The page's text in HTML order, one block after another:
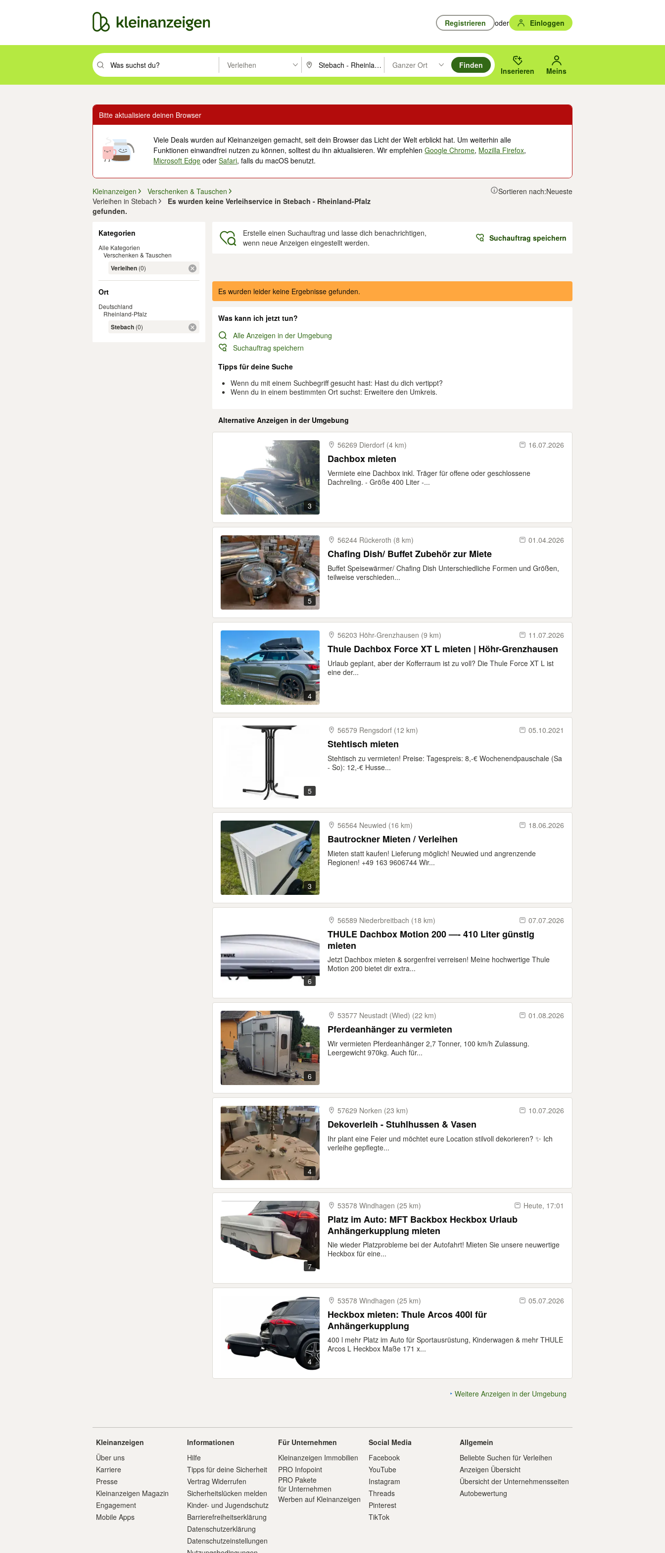
Registrieren oder Einloggen
Suchbegriff eingeben. Eingabetaste drücken um zu suchen, oder Vorschläge mit den Pfeiltasten nach oben/unten durchsuchen und mit Eingabetaste auswählen.
Verleihen PLZ oder Ort eingeben. Eingabetaste drücken um zu suchen, oder Vorschläge mit den Pfeiltasten nach oben/
Ganzer Ort
Suche im Umkreis des gewählten Orts oder PLZ.
Finden
Inserieren Meins
Bitte aktualisiere deinen Browser
Viele Deals wurden auf Kleinanzeigen gemacht, seit dein Browser das Licht der Welt erblickt hat. Um weiterhin alle
Funktionen einwandfrei nutzen zu können, solltest du ihn aktualisieren. Wir empfehlenGoogle Chrome, Mozilla Firefox,
Microsoft Edge oderSafari, falls du macOS benutzt.
Kleinanzeigen
Verschenken & Tauschen
Verleihen in Stebach
Es wurden keine Verleihservice in Stebach - Rheinland-Pfalz
gefunden.
Sortieren nach:Neueste
Kategorien
Alle Kategorien
Verschenken & Tauschen
Verleihen (0)
Ort
Deutschland
Rheinland-Pfalz
Stebach (0)
Erstelle einen Suchauftrag und lasse dich benachrichtigen,
wenn neue Anzeigen eingestellt werden.
Suchauftrag speichern
Ergebnisse
Es wurden leider keine Ergebnisse gefunden.
Was kann ich jetzt tun?
Alle Anzeigen in der Umgebung
Suchauftrag speichern
Tipps für deine Suche
Wenn du mit einem Suchbegriff gesucht hast: Hast du dich vertippt?
Wenn du in einem bestimmten Ort suchst: Erweitere den Umkreis.
Alternative Anzeigen in der Umgebung
3
56269 Dierdorf (4 km) 16.07.2026
Dachbox mieten
Vermiete eine Dachbox inkl. Träger für offene oder geschlossene
Dachreling. - Größe 400 Liter -...
5
56244 Rückeroth (8 km) 01.04.2026
Chafing Dish/ Buffet Zubehör zur Miete
Buffet Speisewärmer/ Chafing Dish Unterschiedliche Formen und Größen,
teilweise verschieden...
4
56203 Höhr-​Grenzhausen (9 km) 11.07.2026
Thule Dachbox Force XT L mieten | Höhr-Grenzhausen
Urlaub geplant, aber der Kofferraum ist zu voll? Die Thule Force XT L ist
eine der...
5
56579 Rengsdorf (12 km) 05.10.2021
Stehtisch mieten
Stehtisch zu vermieten! Preise: Tagespreis: 8,-€ Wochenendpauschale (Sa
- So): 12,-€ Husse...
3
56564 Neuwied (16 km) 18.06.2026
Bautrockner Mieten / Verleihen
Mieten statt kaufen! Lieferung möglich! Neuwied und angrenzende
Regionen! +49 163 9606744 Wir...
6
56589 Niederbreitbach (18 km) 07.07.2026
THULE Dachbox Motion 200 —- 410 Liter günstig
mieten
Jetzt Dachbox mieten & sorgenfrei verreisen! Meine hochwertige Thule
Motion 200 bietet dir extra...
6
53577 Neustadt (Wied) (22 km) 01.08.2026
Pferdeanhänger zu vermieten
Wir vermieten Pferdeanhänger 2,7 Tonner, 100 km/h Zulassung.
Leergewicht 970kg. Auch für...
4
57629 Norken (23 km) 10.07.2026
Dekoverleih - Stuhlhussen & Vasen
Ihr plant eine Feier und möchtet eure Location stilvoll dekorieren? ✨ Ich
verleihe gepflegte...
7
53578 Windhagen (25 km) Heute, 17:01
Platz im Auto: MFT Backbox Heckbox Urlaub
Anhängerkupplung mieten
Nie wieder Platzprobleme bei der Autofahrt! Mieten Sie unsere neuwertige
Heckbox für eine...
4
53578 Windhagen (25 km) 05.07.2026
Heckbox mieten: Thule Arcos 400l für
Anhängerkupplung
400 l mehr Platz im Auto für Sportausrüstung, Kinderwagen & mehr THULE
Arcos L Heckbox Maße 171 x...
Weitere Anzeigen in der Umgebung
Kleinanzeigen
Über uns
Karriere
Presse
Kleinanzeigen Magazin
Engagement
Mobile Apps
Informationen
Hilfe
Tipps für deine Sicherheit
Vertrag Widerrufen
Sicherheitslücken melden
Kinder- und Jugendschutz
Barrierefreiheitserklärung
Datenschutzerklärung
Datenschutzeinstellungen
Für Unternehmen
Kleinanzeigen Immobilien
PRO Infopoint
PRO Pakete
für Unternehmen
Werben auf Kleinanzeigen
Social Media
Facebook
YouTube
Instagram
Threads
Pinterest
TikTok
Allgemein
Beliebte Suchen für Verleihen
Anzeigen Übersicht
Übersicht der Unternehmensseiten
Autobewertung